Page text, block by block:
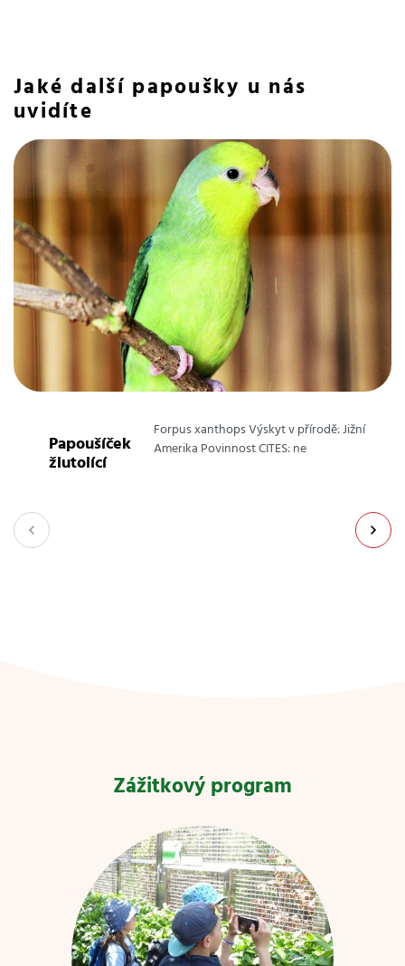
Jaké další papoušky u nás
uvidíte
Papoušíček
žlutolící
Forpus xanthops Výskyt v přírodě: Jižní
Amerika Povinnost CITES: ne
Zážitkový program